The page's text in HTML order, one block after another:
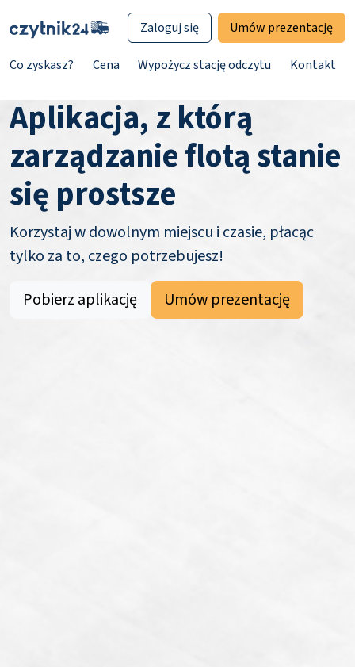
Co zyskasz? Cena Wypożycz stację odczytu Kontakt
Zaloguj się Umów prezentację
Aplikacja, z którą
zarządzanie flotą stanie
się prostsze
Korzystaj w dowolnym miejscu i czasie, płacąc
tylko za to, czego potrzebujesz!
Pobierz aplikację
Umów prezentację